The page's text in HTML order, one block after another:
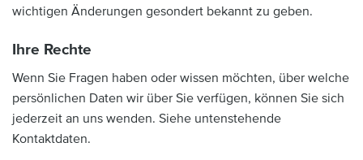
wichtigen Änderungen gesondert bekannt zu geben.
Ihre Rechte
Wenn Sie Fragen haben oder wissen möchten, über welche
persönlichen Daten wir über Sie verfügen, können Sie sich
jederzeit an uns wenden. Siehe untenstehende
Kontaktdaten.